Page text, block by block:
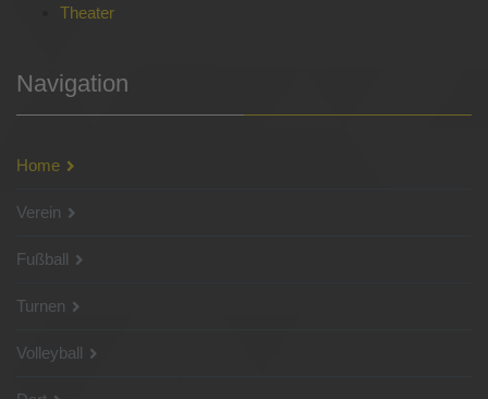
Theater
Navigation
Home
Verein
Fußball
Turnen
Volleyball